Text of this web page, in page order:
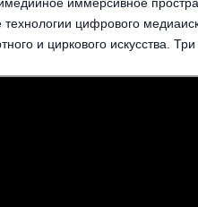
цифрового
и циркового искусства.